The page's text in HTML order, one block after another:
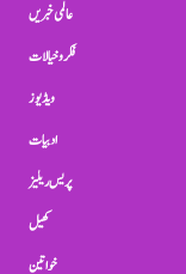
عالمی خبریں
فکر و خیالات
ویڈیوز
ادبیات
پریس ریلیز
کھیل
خواتین